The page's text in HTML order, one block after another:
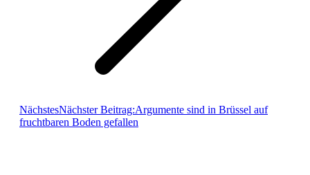
NächstesNächster Beitrag:Argumente sind in Brüssel auf
fruchtbaren Boden gefallen